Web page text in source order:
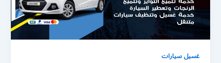
غسيل سيارات